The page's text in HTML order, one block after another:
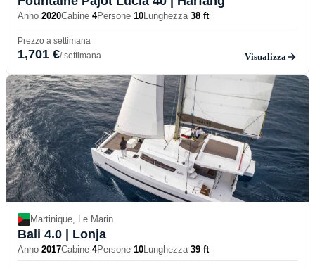
Anno 2020Cabine 4Persone 10Lunghezza 38 ft
Prezzo a settimana
1,701 €/ settimana Visualizza
Martinique, Le Marin
Bali 4.0 | Lonja
Anno 2017Cabine 4Persone 10Lunghezza 39 ft